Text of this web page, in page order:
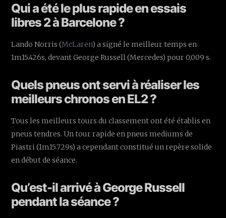
Qui a été le plus rapide en essais
libres 2 à Barcelone ?
Lando Norris (McLaren) a signé le meilleur temps en
1m15.426s, devant George Russell (Mercedes) pour 0,009 s.
Quels pneus ont servi à réaliser les
meilleurs chronos en EL2 ?
Tous les meilleurs tours du classement ont été établis en
pneus tendres. Un tour rapide en pneus mediums de
Piastri (1m15.729s) a cependant constitué un repère solide
en début de séance.
Qu’est-il arrivé à George Russell
pendant la séance ?